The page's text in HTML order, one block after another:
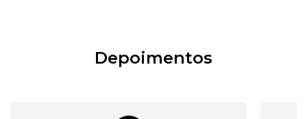
Depoimentos